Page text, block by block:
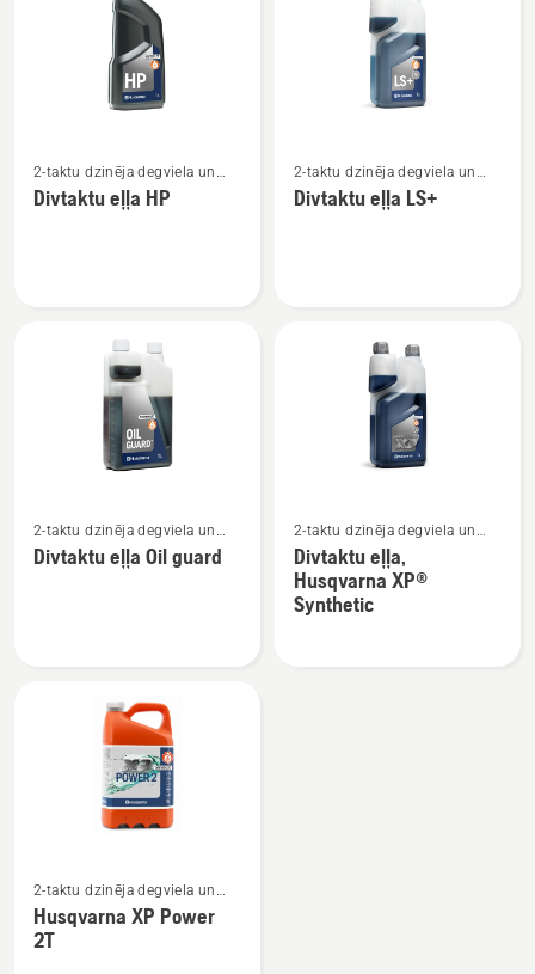
vairāk
informācijas
2-taktu dzinēja degviela un
eļļa
Divtaktu eļļa HP
vairāk
informācijas
2-taktu dzinēja degviela un
eļļa
Divtaktu eļļa LS+
vairāk
informācijas
2-taktu dzinēja degviela un
eļļa
Divtaktu eļļa Oil guard
vairāk
informācijas
par
Divtaktu
2-taktu dzinēja degviela un
eļļa
Divtaktu eļļa,
Husqvarna XP®
Synthetic
vairāk
informācijas
par
2-taktu dzinēja degviela un
eļļa
Husqvarna XP Power
2T